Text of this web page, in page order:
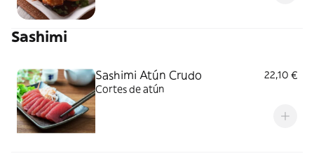
Sashimi
Sashimi Atún Crudo
22,10 €
Cortes de atún